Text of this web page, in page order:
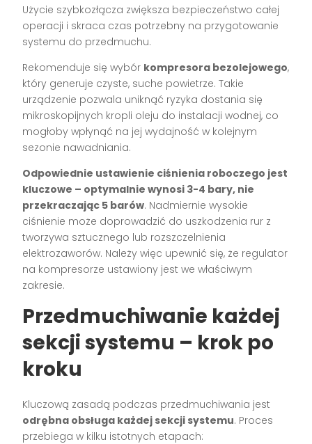
Użycie szybkozłącza zwiększa bezpieczeństwo całej
operacji i skraca czas potrzebny na przygotowanie
systemu do przedmuchu.
Rekomenduje się wybór kompresora bezolejowego,
który generuje czyste, suche powietrze. Takie
urządzenie pozwala uniknąć ryzyka dostania się
mikroskopijnych kropli oleju do instalacji wodnej, co
mogłoby wpłynąć na jej wydajność w kolejnym
sezonie nawadniania.
Odpowiednie ustawienie ciśnienia roboczego jest
kluczowe – optymalnie wynosi 3-4 bary, nie
przekraczając 5 barów. Nadmiernie wysokie
ciśnienie może doprowadzić do uszkodzenia rur z
tworzywa sztucznego lub rozszczelnienia
elektrozaworów. Należy więc upewnić się, że regulator
na kompresorze ustawiony jest we właściwym
zakresie.
Przedmuchiwanie każdej
sekcji systemu – krok po
kroku
Kluczową zasadą podczas przedmuchiwania jest
odrębna obsługa każdej sekcji systemu. Proces
przebiega w kilku istotnych etapach: